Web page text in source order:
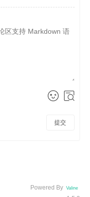
提交
Powered By Valine